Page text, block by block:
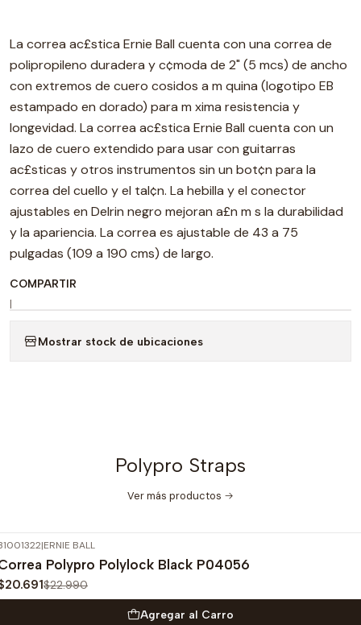
La correa ac£stica Ernie Ball cuenta con una correa de
polipropileno duradera y c¢moda de 2" (5 mcs) de ancho
con extremos de cuero cosidos a m quina (logotipo EB
estampado en dorado) para m xima resistencia y
longevidad. La correa ac£stica Ernie Ball cuenta con un
lazo de cuero extendido para usar con guitarras
ac£sticas y otros instrumentos sin un bot¢n para la
correa del cuello y el tal¢n. La hebilla y el conector
ajustables en Delrin negro mejoran a£n m s la durabilidad
y la apariencia. La correa es ajustable de 43 a 75
pulgadas (109 a 190 cms) de largo.
COMPARTIR
|
Mostrar stock de ubicaciones
Polypro Straps
Ver más productos
OFF
|ERNIE BALL
Polypro Polylock Black P04056
$22.990
Agregar al Carro